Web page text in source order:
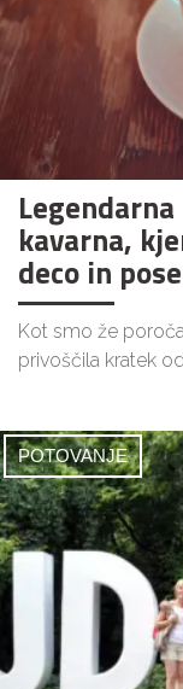
kavarna,
deco in
Kot smo že
privoščila kratek
POTOVANJE